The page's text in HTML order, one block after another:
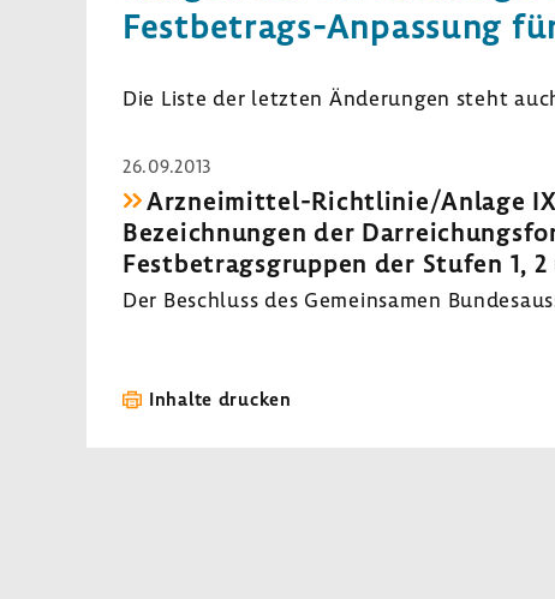
Festbetrags-​Anpassung
Die Liste der letzten Ände­rungen steht
26.09.2013
Arzneimittel-​Richtlinie/Anlage
Bezeich­nungen der
Fest­be­trags­gruppen der Stufen 1, 2
Der Beschluss des Gemein­samen
Inhalte drucken